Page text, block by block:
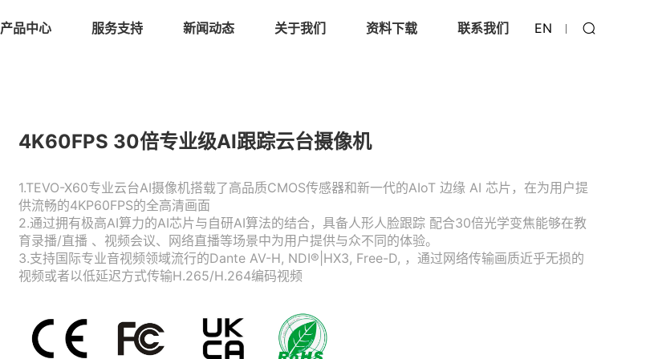
产品中心 服务支持 新闻动态 关于我们 资料下载 联系我们 EN
4K60FPS 30倍专业级AI跟踪云台摄像机
1.TEVO-X60专业云台AI摄像机搭载了高品质CMOS传感器和新一代的AIoT 边缘 AI 芯片，在为用户提
供流畅的4KP60FPS的全高清画面
2.通过拥有极高AI算力的AI芯片与自研AI算法的结合，具备人形人脸跟踪 配合30倍光学变焦能够在教
育录播/直播 、视频会议、网络直播等场景中为用户提供与众不同的体验。
3.支持国际专业音视频领域流行的Dante AV-H, NDI®|HX3, Free-D, ，通过网络传输画质近乎无损的
视频或者以低延迟方式传输H.265/H.264编码视频